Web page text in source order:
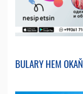
BULARY HEM OKAŇ